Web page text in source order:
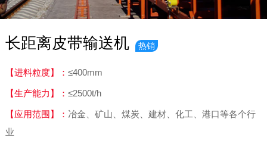
长距离皮带输送机 热销
【进料粒度】： ≤400mm
【生产能力】： ≤2500t/h
【应用范围】： 冶金、矿山、煤炭、建材、化工、港口等各个行
业